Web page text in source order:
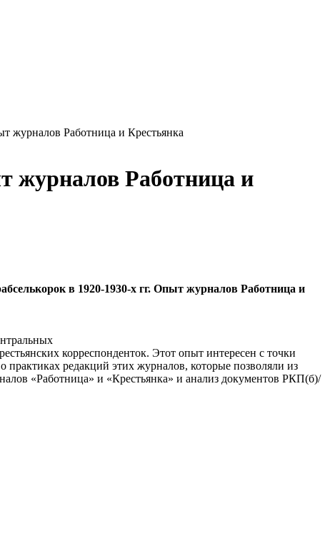
журналов Работница и Крестьянка
журналов Работница и
в 1920-1930-х гг. Опыт журналов Работница и
корреспонденток. Этот опыт интересен с точки
практиках редакций этих журналов, которые позволяли из
«Работница» и «Крестьянка» и анализ документов РКП(б)/